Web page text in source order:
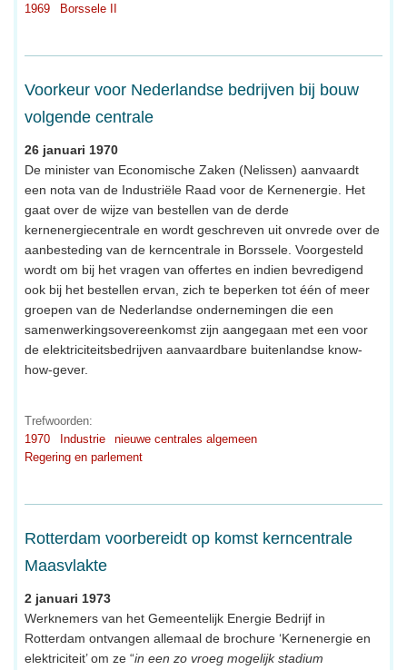
1969
Borssele II
Voorkeur voor Nederlandse bedrijven bij bouw
volgende centrale
26 januari 1970
De minister van Economische Zaken (Nelissen) aanvaardt
een nota van de Industriële Raad voor de Kernenergie. Het
gaat over de wijze van bestellen van de derde
kernenergiecentrale en wordt geschreven uit onvrede over de
aanbesteding van de kerncentrale in Borssele. Voorgesteld
wordt om bij het vragen van offertes en indien bevredigend
ook bij het bestellen ervan, zich te beperken tot één of meer
groepen van de Nederlandse ondernemingen die een
samenwerkingsovereenkomst zijn aangegaan met een voor
de elektriciteitsbedrijven aanvaardbare buitenlandse know-
how-gever.
Trefwoorden:
1970
Industrie
nieuwe centrales algemeen
Regering en parlement
Rotterdam voorbereidt op komst kerncentrale
Maasvlakte
2 januari 1973
Werknemers van het Gemeentelijk Energie Bedrijf in
Rotterdam ontvangen allemaal de brochure ‘Kernenergie en
elektriciteit’ om ze “in een zo vroeg mogelijk stadium